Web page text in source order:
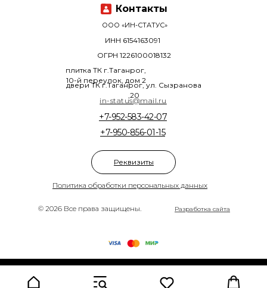
© 2026 Все права защищены.
Политика обработки персональных данных
+7-950-856-01-15
+7-952-583-42-07
ООО «ИН-СТАТУС»
плитка ТК г.Таганрог,
10-й переулок, дом 2
двери ТК г.Таганрог, ул. Сызранова
,20
ОГРН 1226100018132
ИНН 6154163091
Разработка сайта
in-status@mail.ru
Контакты
Реквизиты
Made on Tilda